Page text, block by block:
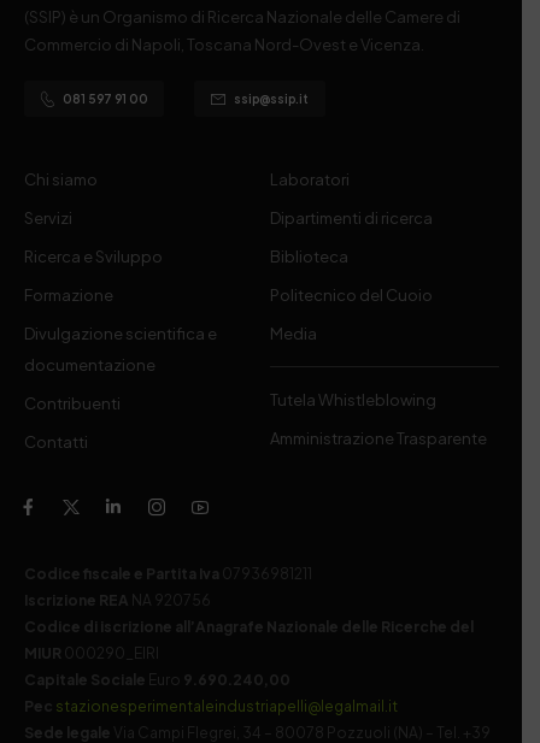
(SSIP) è un Organismo di Ricerca Nazionale delle Camere di
Commercio di Napoli, Toscana Nord-Ovest e Vicenza.
081 597 91 00 ssip@ssip.it
Chi siamo
Servizi
Ricerca e Sviluppo
Formazione
Divulgazione scientifica e
documentazione
Contribuenti
Contatti
Laboratori
Dipartimenti di ricerca
Biblioteca
Politecnico del Cuoio
Media
Tutela Whistleblowing
Amministrazione Trasparente
Codice fiscale e Partita Iva 07936981211
Iscrizione REA NA 920756
Codice di iscrizione all’Anagrafe Nazionale delle Ricerche del
MIUR 000290_EIRI
Capitale Sociale Euro 9.690.240,00
Pec stazionesperimentaleindustriapelli@legalmail.it
Sede legale
Via Campi Flegrei, 34 – 80078 Pozzuoli (NA) – Tel. +39